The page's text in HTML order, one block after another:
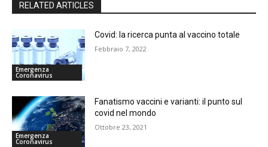
RELATED ARTICLES
Emergenza
Coronavirus
Covid: la ricerca punta al vaccino totale
Febbraio 7, 2022
Emergenza
Coronavirus
Fanatismo vaccini e varianti: il punto sul
covid nel mondo
Ottobre 23, 2021